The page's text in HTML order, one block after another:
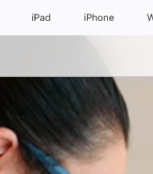
iPad iPhone